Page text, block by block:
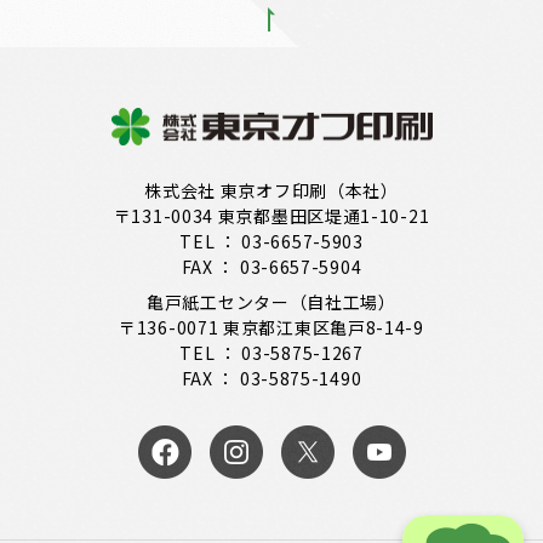
株式会社 東京オフ印刷（本社）
〒131-0034 東京都墨田区堤通1-10-21
TEL ： 03-6657-5903
FAX ： 03-6657-5904
亀戸紙工センター（自社工場）
〒136-0071 東京都江東区亀戸8-14-9
TEL ： 03-5875-1267
FAX ： 03-5875-1490